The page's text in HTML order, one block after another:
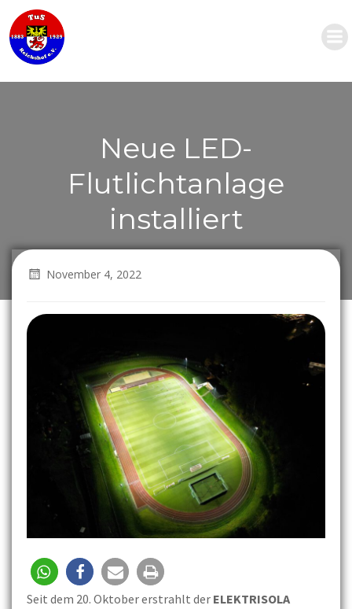
Neue LED-
Flutlichtanlage
installiert
November 4, 2022
Seit dem 20. Oktober erstrahlt der ELEKTRISOLA